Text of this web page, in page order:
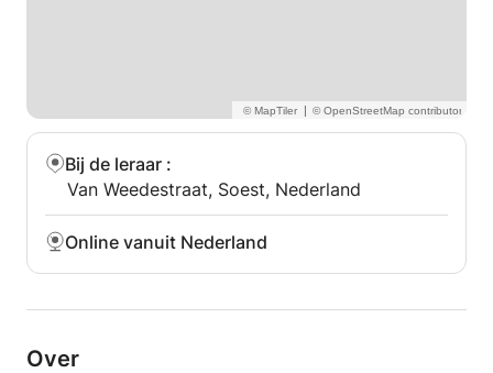
|
Bij de leraar :
Van Weedestraat, Soest, Nederland
Online vanuit Nederland
Over